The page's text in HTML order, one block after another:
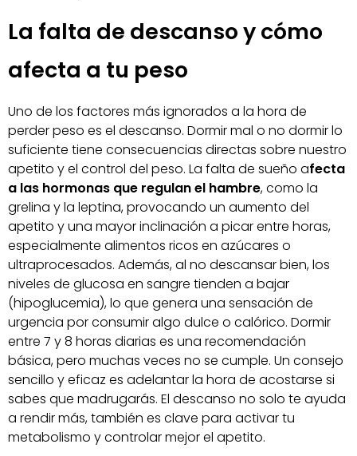
La falta de descanso y cómo
afecta a tu peso
Uno de los factores más ignorados a la hora de
perder peso es el descanso. Dormir mal o no dormir lo
suficiente tiene consecuencias directas sobre nuestro
apetito y el control del peso. La falta de sueño afecta
a las hormonas que regulan el hambre, como la
grelina y la leptina, provocando un aumento del
apetito y una mayor inclinación a picar entre horas,
especialmente alimentos ricos en azúcares o
ultraprocesados. Además, al no descansar bien, los
niveles de glucosa en sangre tienden a bajar
(hipoglucemia), lo que genera una sensación de
urgencia por consumir algo dulce o calórico. Dormir
entre 7 y 8 horas diarias es una recomendación
básica, pero muchas veces no se cumple. Un consejo
sencillo y eficaz es adelantar la hora de acostarse si
sabes que madrugarás. El descanso no solo te ayuda
a rendir más, también es clave para activar tu
metabolismo y controlar mejor el apetito.